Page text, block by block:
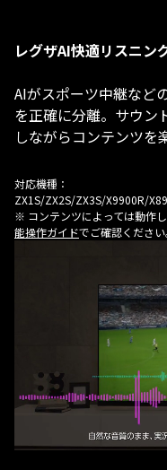
レグザAI快適リスニン
AIがスポーツ中継など
を正確に分離。サウン
しながらコンテンツを
対応機種：
ZX1S/ZX2S/ZX3S/X9900R/
※ コンテンツによっては動作
能操作ガイドでご確認ください